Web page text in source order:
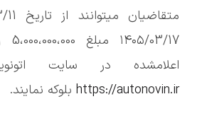
اعلامشده در سایت
https://autonovin.ir بلوکه نمایند.